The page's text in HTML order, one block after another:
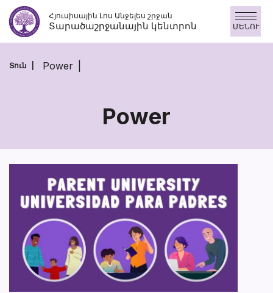
Skip
to
content
Հյուսիսային Լոս Անջելես շրջան
Տարածաշրջանային կենտրոն ՄԵՆՈՒ
Տուն Power
Power
Power